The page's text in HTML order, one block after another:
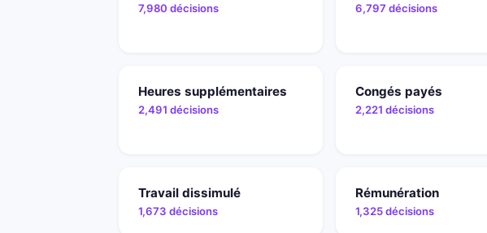
7,980 décisions 6,797 décisions
Heures supplémentaires
2,491 décisions
Congés payés
2,221 décisions
Travail dissimulé
1,673 décisions
Rémunération
1,325 décisions